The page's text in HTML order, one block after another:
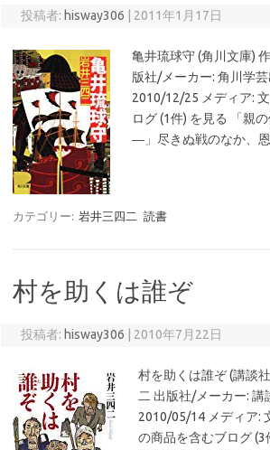
投稿者: hisway306 2011年1月17日
亀井琉球守 (角川文庫)
版社/メーカー: 角川学
2010/12/25 メディア:
ログ (1件) を見る 「親
―」尽きぬ戦のなか、
カテゴリー: 岩井三四二 読書
村を助くは誰ぞ
投稿者: hisway306 2010年7月22日
村を助くは誰ぞ (講談
二 出版社/メーカー: 講
2010/05/14 メディア:
の商品を含むブログ (3